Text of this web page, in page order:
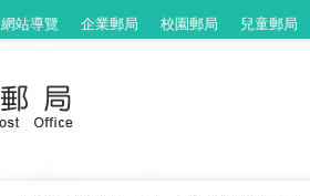
網站導覽 企業郵局 校園郵局 兒童郵局